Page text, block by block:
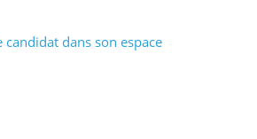
dans son espace